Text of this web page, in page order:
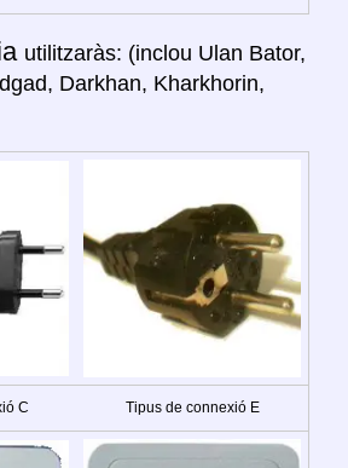
utilitzaràs: (inclou Ulan Bator,
Darkhan, Kharkhorin,
C Tipus de connexió E